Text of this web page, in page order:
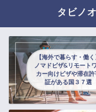
タビノ
【海外で暮らす・働く
ノマドビザ&リモート
カー向けビザや滞在許
証がある国３７選